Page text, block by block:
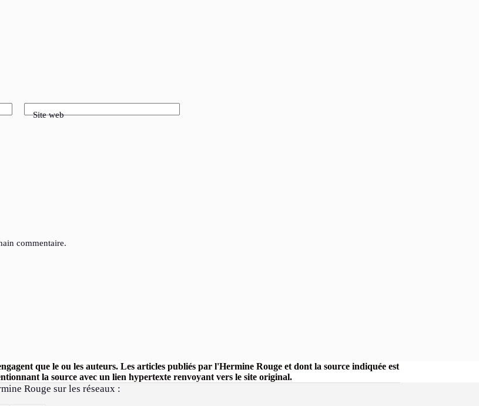
Site web
commentaire.
que le ou les auteurs. Les articles publiés par l'Hermine Rouge et dont la source indiquée est
la source avec un lien hypertexte renvoyant vers le site original.
Rouge sur les réseaux :